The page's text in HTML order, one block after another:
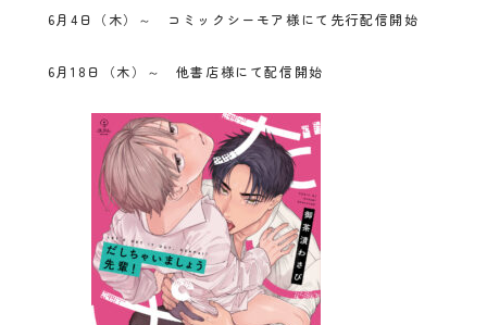
6月4日（木）～ コミックシーモア様にて先行配信開始
6月18日（木）～ 他書店様にて配信開始